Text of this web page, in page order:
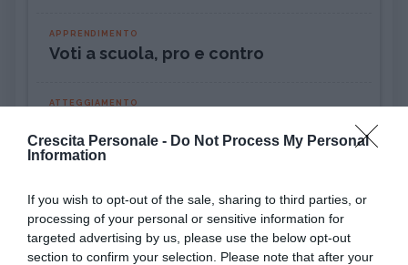
Crescita Personale - Do Not Process My Personal
Information
If you wish to opt-out of the sale, sharing to third parties, or
processing of your personal or sensitive information for
targeted advertising by us, please use the below opt-out
section to confirm your selection. Please note that after your
APPRENDIMENTO
Voti a scuola, pro e contro
ATTEGGIAMENTO
(alla grand...
PSICOLOGIA
Pensiero magico: cos'è e perché può
rivelarsi util...